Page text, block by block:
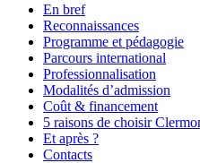
En bref
Reconnaissances
Programme et pédagogie
Parcours international
Professionnalisation
Modalités d’admission
Coût & financement
5 raisons de choisir
Et après ?
Contacts